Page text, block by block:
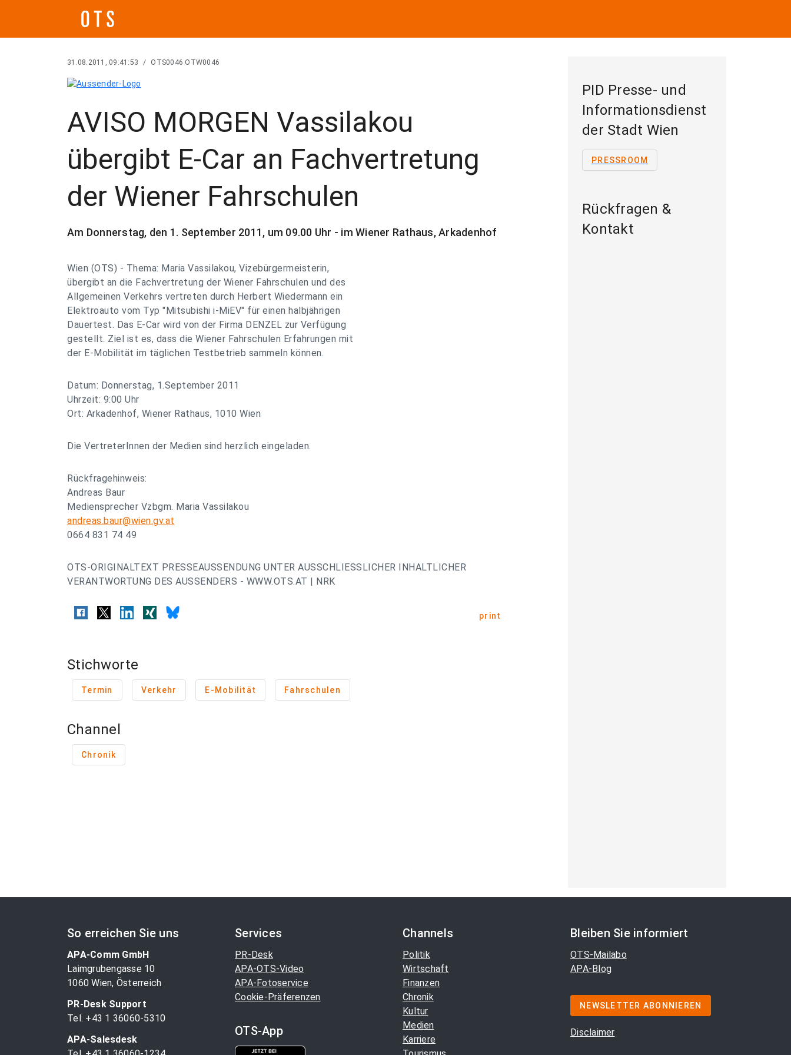
31.08.2011, 09:41:53 / OTS0046 OTW0046
AVISO MORGEN Vassilakou
übergibt E-Car an Fachvertretung
der Wiener Fahrschulen
Am Donnerstag, den 1. September 2011, um 09.00 Uhr - im Wiener Rathaus, Arkadenhof
Wien (OTS) - Thema: Maria Vassilakou, Vizebürgermeisterin,
übergibt an die Fachvertretung der Wiener Fahrschulen und des
Allgemeinen Verkehrs vertreten durch Herbert Wiedermann ein
Elektroauto vom Typ "Mitsubishi i-MiEV" für einen halbjährigen
Dauertest. Das E-Car wird von der Firma DENZEL zur Verfügung
gestellt. Ziel ist es, dass die Wiener Fahrschulen Erfahrungen mit
der E-Mobilität im täglichen Testbetrieb sammeln können.
Datum: Donnerstag, 1.September 2011
Uhrzeit: 9:00 Uhr
Ort: Arkadenhof, Wiener Rathaus, 1010 Wien
Die VertreterInnen der Medien sind herzlich eingeladen.
Rückfragehinweis:
Andreas Baur
Mediensprecher Vzbgm. Maria Vassilakou
andreas.baur@wien.gv.at
0664 831 74 49
OTS-ORIGINALTEXT PRESSEAUSSENDUNG UNTER AUSSCHLIESSLICHER INHALTLICHER
VERANTWORTUNG DES AUSSENDERS - WWW.OTS.AT | NRK
print
Stichworte
Termin Verkehr E-Mobilität Fahrschulen
Channel
Chronik
PID Presse- und
Informationsdienst
der Stadt Wien
PRESSROOM
Rückfragen &
Kontakt
So erreichen Sie uns
APA-Comm GmbH
Laimgrubengasse 10
1060 Wien, Österreich
PR-Desk Support
Tel. +43 1 36060-5310
APA-Salesdesk
Services
PR-Desk
APA-OTS-Video
APA-Fotoservice
Cookie-Präferenzen
OTS-App
Channels
Politik
Wirtschaft
Finanzen
Chronik
Kultur
Medien
Karriere
Bleiben Sie informiert
OTS-Mailabo
APA-Blog
NEWSLETTER ABONNIEREN
Disclaimer